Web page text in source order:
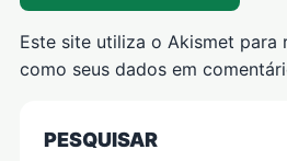
Este site utiliza o Akismet para
como seus dados em
PESQUISAR